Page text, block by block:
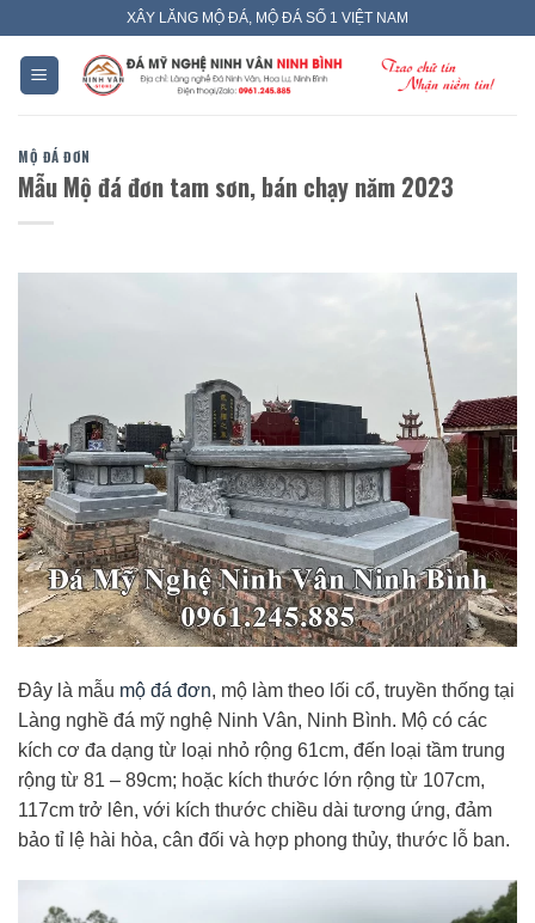
content
XÂY LĂNG MỘ ĐÁ, MỘ ĐÁ SỐ 1 VIỆT NAM
MỘ ĐÁ ĐƠN
Mẫu Mộ đá đơn tam sơn, bán chạy năm 2023
Đây là mẫu mộ đá đơn, mộ làm theo lối cổ, truyền thống tại
Làng nghề đá mỹ nghệ Ninh Vân, Ninh Bình. Mộ có các
kích cơ đa dạng từ loại nhỏ rộng 61cm, đến loại tầm trung
rộng từ 81 – 89cm; hoặc kích thước lớn rộng từ 107cm,
117cm trở lên, với kích thước chiều dài tương ứng, đảm
bảo tỉ lệ hài hòa, cân đối và hợp phong thủy, thước lỗ ban.